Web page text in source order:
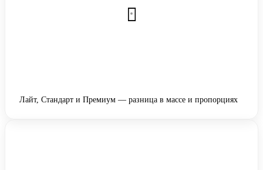
Лайт, Стандарт и Премиум — разница в массе и пропорциях